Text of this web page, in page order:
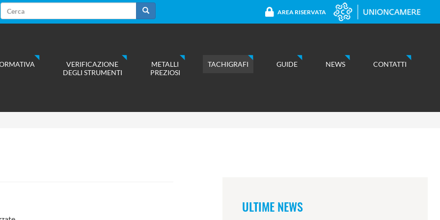
Form
di
Cerca
AREA RISERVATA
VERIFICAZIONE
DEGLI STRUMENTI
METALLI
PREZIOSI
TACHIGRAFI GUIDE NEWS CONTATTI
ULTIME NEWS